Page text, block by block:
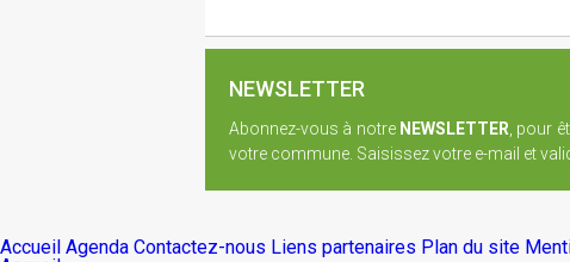
NEWSLETTER
Abonnez-vous à notre NEWSLETTER , pour
votre commune. Saisissez votre e-mail et
Accueil Agenda Contactez-nous Liens partenaires Plan du site